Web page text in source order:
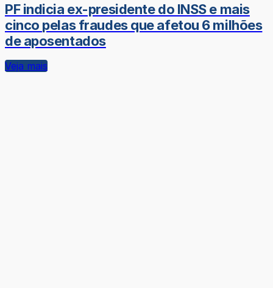
PF indicia ex-presidente do INSS e mais
cinco pelas fraudes que afetou 6 milhões
de aposentados
Veja mais